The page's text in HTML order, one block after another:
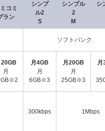
コミ
ラン
シンプ
ル2
S
シンプル
2
M
シ
ソフトバンク
20GB
月
月4GB
月
6GB※3
月20GB
月
25GB※3
月
300kbps 1Mbps